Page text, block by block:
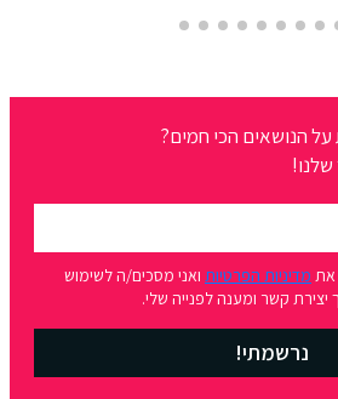
הנושאים הכי חמים?
שלנו!
את מדיניות הפרטיות ואני מסכים/ה לשימוש
קשר ומענה לפנייה שלי.
נרשמתי!